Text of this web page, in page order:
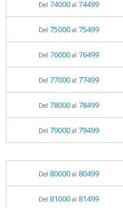
Del 74000al 74499
Del 75000al 75499
Del 76000al 76499
Del 77000al 77499
Del 78000al 78499
Del 79000al 79499
Del 80000al 80499
Del 81000al 81499